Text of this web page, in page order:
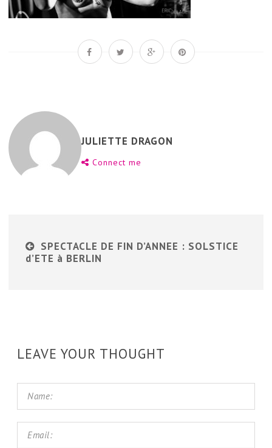
JULIETTE DRAGON
Connect me
SPECTACLE DE FIN D’ANNEE : SOLSTICE
d’ETE à BERLIN
LEAVE YOUR THOUGHT